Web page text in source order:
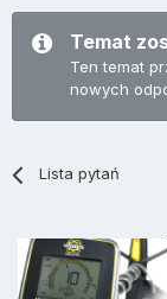
Temat
Ten temat
nowych
Lista pytań